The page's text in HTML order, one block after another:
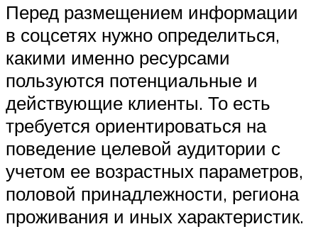
Перед размещением информации
в соцсетях нужно определиться,
какими именно ресурсами
пользуются потенциальные и
действующие клиенты. То есть
требуется ориентироваться на
поведение целевой аудитории с
учетом ее возрастных параметров,
половой принадлежности, региона
проживания и иных характеристик.